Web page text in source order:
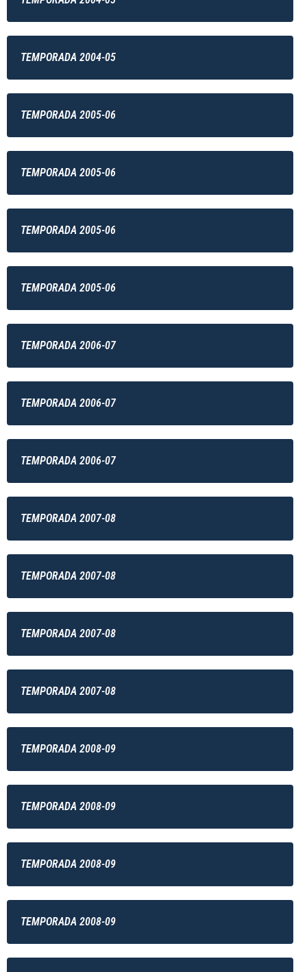
TEMPORADA 2004-05
TEMPORADA 2005-06
TEMPORADA 2005-06
TEMPORADA 2005-06
TEMPORADA 2005-06
TEMPORADA 2006-07
TEMPORADA 2006-07
TEMPORADA 2006-07
TEMPORADA 2007-08
TEMPORADA 2007-08
TEMPORADA 2007-08
TEMPORADA 2007-08
TEMPORADA 2008-09
TEMPORADA 2008-09
TEMPORADA 2008-09
TEMPORADA 2008-09